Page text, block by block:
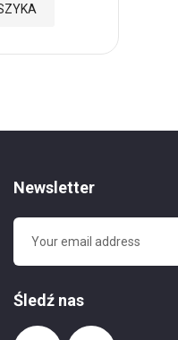
Newsletter
Śledź nas